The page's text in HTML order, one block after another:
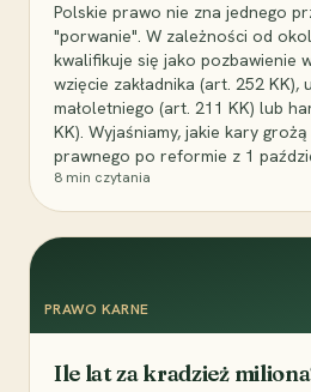
Polskie prawo nie zna jednego
"porwanie". W zależności od
kwalifikuje się jako pozbawienie
wzięcie zakładnika (art. 252 KK),
małoletniego (art. 211 KK) lub
KK). Wyjaśniamy, jakie kary grożą
prawnego po reformie z 1
8 min czytania
PRAWO KARNE
Ile lat za kradzież